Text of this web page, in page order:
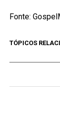
Fonte:
TÓPICOS